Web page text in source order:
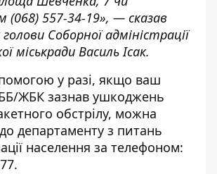
(068) 557-34-19», — сказав
Соборної адміністрації
міськради Василь Ісак.
у разі, якщо ваш
ЖБК зазнав ушкоджень
обстрілу, можна
департаменту з питань
населення за телефоном:
.